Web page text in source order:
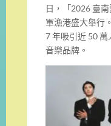
日，「2026 臺
軍漁港盛大舉行
7 年吸引近 50
音樂品牌。